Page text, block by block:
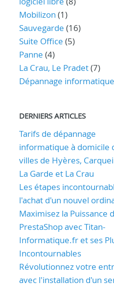
Mobilizon (1)
Sauvegarde (16)
Suite Office (5)
Panne (4)
La Crau, Le Pradet(7)
Dépannage informatique
DERNIERS ARTICLES
Tarifs de dépannage
informatique à domicile
villes de Hyères,
La Garde et La Crau
Les étapes
l'achat d'un nouvel
Maximisez la Puissance
PrestaShop avec Titan-
Informatique.fr et ses
Incontournables
Révolutionnez votre
avec l'installation d'un